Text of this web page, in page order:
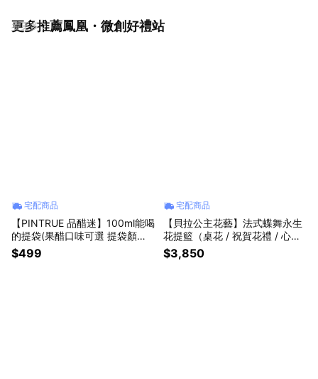
更多推薦鳳凰・微創好禮站
看更多
宅配商品
【PINTRUE 品醋迷】100ml能喝
的提袋(果醋口味可選 提袋顏色
隨機出貨)探索真正的味覺高潮！
$499
宅配商品
【貝拉公主花藝】法式蝶舞永生
花提籃（桌花 / 祝賀花禮 / 心意
贈禮）佈置
$3,850